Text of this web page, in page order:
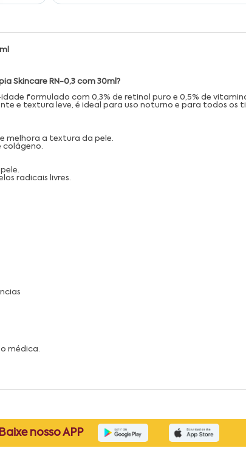
Skincare RN-0,3 com 30ml?
formulado com 0,3% de retinol puro e 0,5% de
e textura leve, é ideal para uso noturno e para todos os
melhora a textura da pele.
colágeno.
radicais livres.
médica.
Baixe nosso APP